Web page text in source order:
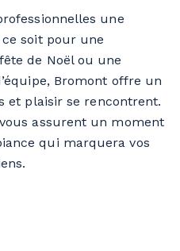
une
soit pour une
de Noël ou une
Bromont offre un
et plaisir se rencontrent.
assurent un moment
qui marquera vos